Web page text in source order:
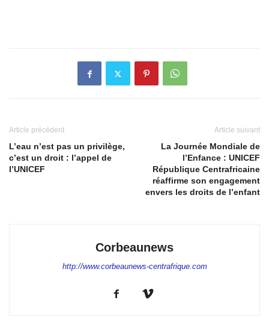
Article précédent
L’eau n’est pas un privilège,
c’est un droit : l’appel de
l’UNICEF
Article suivant
La Journée Mondiale de
l’Enfance : UNICEF
République Centrafricaine
réaffirme son engagement
envers les droits de l’enfant
Corbeaunews
http://www.corbeaunews-centrafrique.com